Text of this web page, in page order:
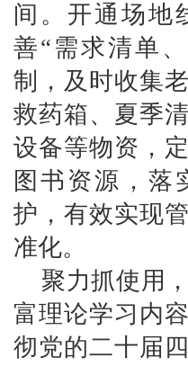
间。开通场地
善“需求清单
制，及时收集
救药箱、夏季
设备等物资，
图书资源，落
护，有效实现
准化。
聚力抓使用
富理论学习内
彻党的二十届